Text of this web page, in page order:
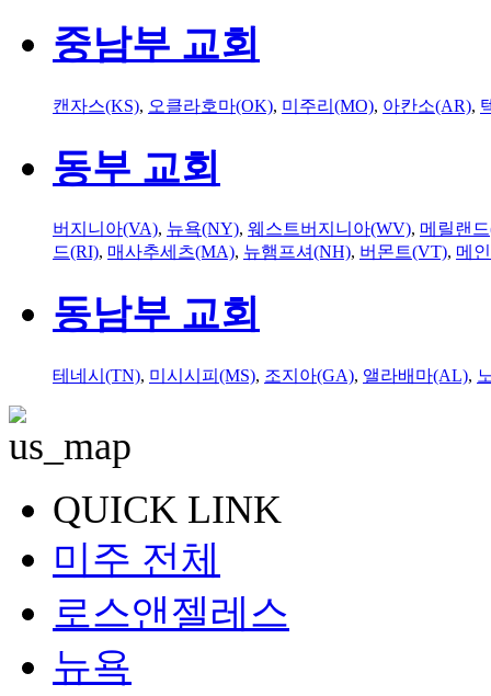
중남부 교회
캔자스(KS), 오클라호마(OK), 미주리(MO), 아칸소(AR),
동부 교회
버지니아(VA), 뉴욕(NY), 웨스트버지니아(WV), 메릴랜
드(RI), 매사추세츠(MA), 뉴햄프셔(NH), 버몬트(VT), 메
동남부 교회
테네시(TN), 미시시피(MS), 조지아(GA), 앨라배마(AL),
QUICK LINK
미주 전체
로스앤젤레스
뉴욕